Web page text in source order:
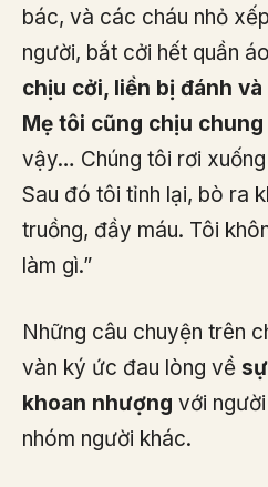
bác, và các cháu nhỏ
người, bắt cởi hết quần
chịu cởi, liền bị đánh
Mẹ tôi cũng chịu
vậy… Chúng tôi rơi
Sau đó tôi tỉnh lại, bò ra
truồng, đầy máu. Tôi
làm gì.”
Những câu chuyện trên
vàn ký ức đau lòng về
khoan nhượng với
nhóm người khác.